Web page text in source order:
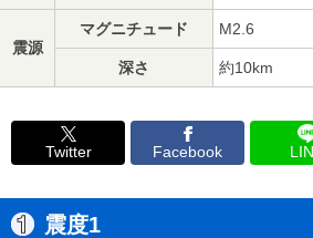
震源
マグニチュード M2.6
深さ 約10km
Twitter Facebook
震度1